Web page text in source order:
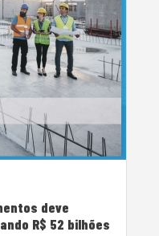
deve
R$ 52 bilhões